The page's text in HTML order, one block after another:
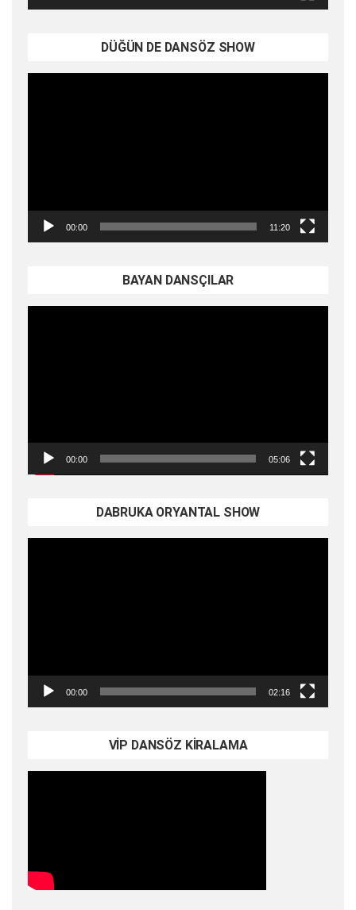
DÜĞÜN DE DANSÖZ SHOW
00:00 11:20
BAYAN DANSÇILAR
00:00 05:06
DABRUKA ORYANTAL SHOW
00:00 02:16
VİP DANSÖZ KİRALAMA